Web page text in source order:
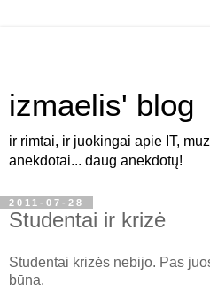
izmaelis' blog
ir rimtai, ir juokingai apie IT,
anekdotai... daug anekdotų!
2011-07-28
Studentai ir krizė
Studentai krizės nebijo. Pas
būna.